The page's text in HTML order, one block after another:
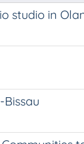
studio in